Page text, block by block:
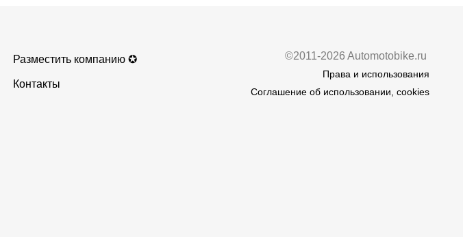
Разместить компанию ✪
Контакты
©2011-2026 Automotobike.ru
Права и использования
Соглашение об использовании, cookies